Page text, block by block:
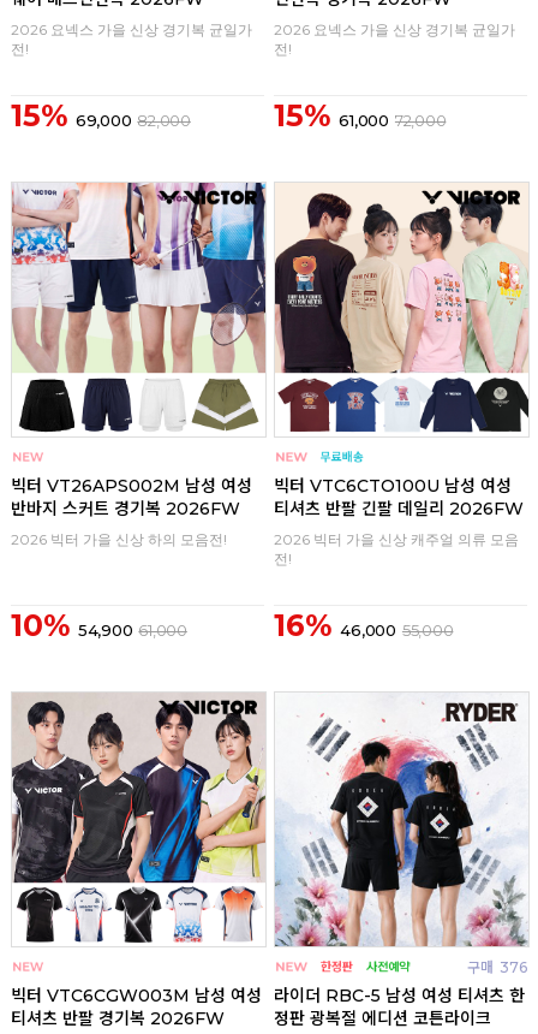
2026 요넥스 가을 신상 경기복 균일가
전!
15% 69,000 82,000
2026 요넥스 가을 신상 경기복 균일가
전!
15% 61,000 72,000
빅터 VT26APS002M 남성 여성
반바지 스커트 경기복 2026FW
2026 빅터 가을 신상 하의 모음전!
10% 54,900 61,000
빅터 VTC6CTO100U 남성 여성
티셔츠 반팔 긴팔 데일리 2026FW
2026 빅터 가을 신상 캐주얼 의류 모음
전!
16% 46,000 55,000
빅터 VTC6CGW003M 남성 여성
티셔츠 반팔 경기복 2026FW
구매 376
라이더 RBC-5 남성 여성 티셔츠 한
정판 광복절 에디션 코튼라이크